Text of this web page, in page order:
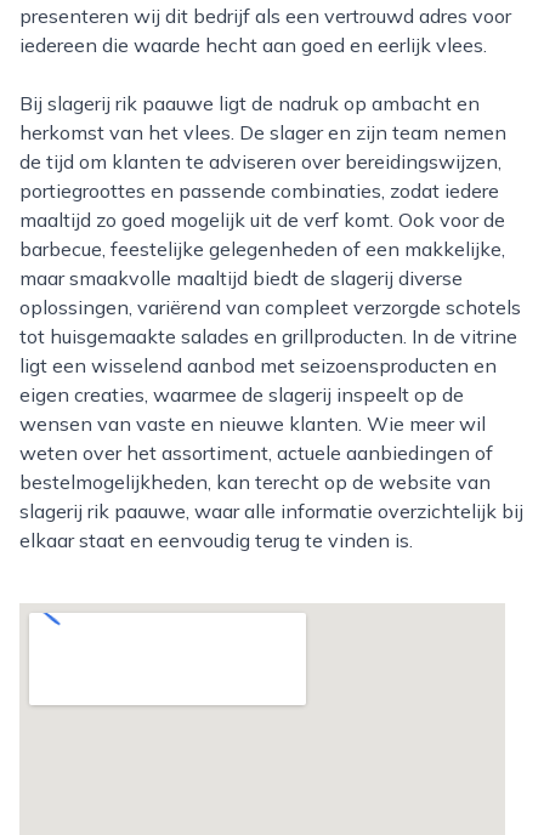
presenteren wij dit bedrijf als een vertrouwd adres voor
iedereen die waarde hecht aan goed en eerlijk vlees.
Bij slagerij rik paauwe ligt de nadruk op ambacht en
herkomst van het vlees. De slager en zijn team nemen
de tijd om klanten te adviseren over bereidingswijzen,
portiegroottes en passende combinaties, zodat iedere
maaltijd zo goed mogelijk uit de verf komt. Ook voor de
barbecue, feestelijke gelegenheden of een makkelijke,
maar smaakvolle maaltijd biedt de slagerij diverse
oplossingen, variërend van compleet verzorgde schotels
tot huisgemaakte salades en grillproducten. In de vitrine
ligt een wisselend aanbod met seizoensproducten en
eigen creaties, waarmee de slagerij inspeelt op de
wensen van vaste en nieuwe klanten. Wie meer wil
weten over het assortiment, actuele aanbiedingen of
bestelmogelijkheden, kan terecht op de website van
slagerij rik paauwe, waar alle informatie overzichtelijk bij
elkaar staat en eenvoudig terug te vinden is.